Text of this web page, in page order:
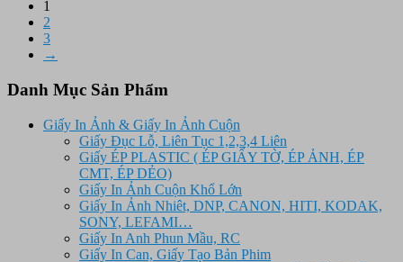
1
2
3
→
Danh Mục Sản Phẩm
Giấy In Ảnh & Giấy In Ảnh Cuộn
Giấy Đục Lỗ, Liên Tục 1,2,3,4 Liên
Giấy ÉP PLASTIC ( ÉP GIẤY TỜ, ÉP ẢNH, ÉP
CMT, ÉP DẺO)
Giấy In Ảnh Cuộn Khổ Lớn
Giấy In Ảnh Nhiêt, DNP, CANON, HITI, KODAK,
SONY, LEFAMI…
Giấy In Anh Phun Mầu, RC
Giấy In Can, Giấy Tạo Bản Phim